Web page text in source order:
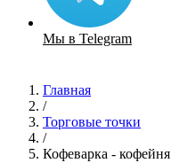
Мы в Telegram
Главная
/
Торговые точки
/
Кофеварка - кофейня